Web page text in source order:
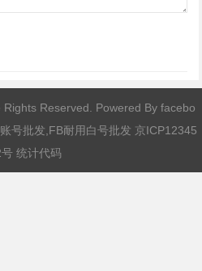
Reserved. Powered By facebo
号批发,FB耐用白号批发 京ICP12345
统计代码